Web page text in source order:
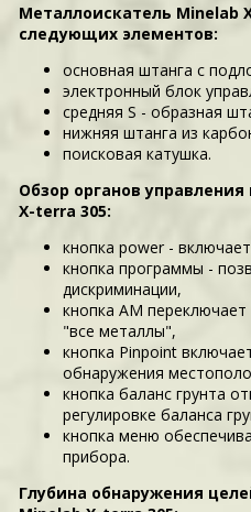
Металлоискатель Minelab
следующих элементов:
основная штанга с
электронный блок
средняя S - образная
нижняя штанга из
поисковая катушка.
Обзор органов
X-terra 305:
кнопка power -
кнопка программы -
дискриминации,
кнопка AM
"все металлы",
кнопка Pinpoint
обнаружения
кнопка баланс грунта
регулировке баланса
кнопка меню
прибора.
Глубина обнаружения